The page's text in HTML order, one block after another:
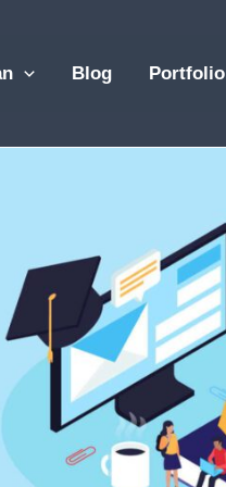
Blog Portfolio